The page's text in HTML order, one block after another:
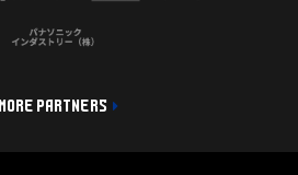
MORE PARTNERS